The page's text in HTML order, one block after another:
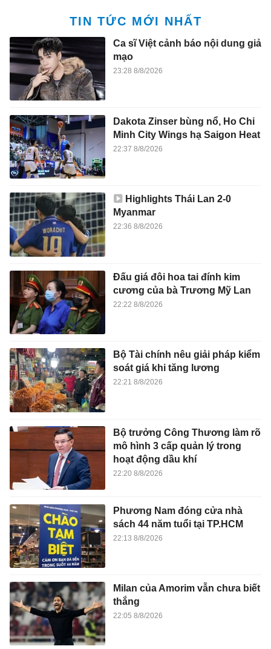
TIN TỨC MỚI NHẤT
Ca sĩ Việt cảnh báo nội dung giả
mạo
23:28 8/8/2026
Dakota Zinser bùng nổ, Ho Chi
Minh City Wings hạ Saigon Heat
22:37 8/8/2026
Highlights Thái Lan 2-0
Myanmar
22:36 8/8/2026
Đấu giá đôi hoa tai đính kim
cương của bà Trương Mỹ Lan
22:22 8/8/2026
Bộ Tài chính nêu giải pháp kiểm
soát giá khi tăng lương
22:21 8/8/2026
Bộ trưởng Công Thương làm rõ
mô hình 3 cấp quản lý trong
hoạt động dầu khí
22:20 8/8/2026
Phương Nam đóng cửa nhà
sách 44 năm tuổi tại TP.HCM
22:13 8/8/2026
Milan của Amorim vẫn chưa biết
thắng
22:05 8/8/2026